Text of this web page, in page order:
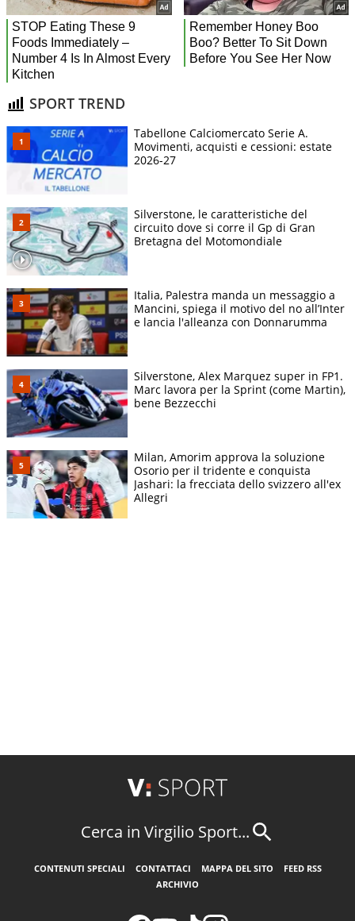
SPORT TREND
Tabellone Calciomercato Serie A.
Movimenti, acquisti e cessioni: estate
2026-27
Silverstone, le caratteristiche del
circuito dove si corre il Gp di Gran
Bretagna del Motomondiale
Italia, Palestra manda un messaggio a
Mancini, spiega il motivo del no all’Inter
e lancia l'alleanza con Donnarumma
Silverstone, Alex Marquez super in FP1.
Marc lavora per la Sprint (come Martin),
bene Bezzecchi
Milan, Amorim approva la soluzione
Osorio per il tridente e conquista
Jashari: la frecciata dello svizzero all'ex
Allegri
Cerca in Virgilio Sport...
CONTENUTI SPECIALI CONTATTACI MAPPA DEL SITO
FEED RSS
ARCHIVIO